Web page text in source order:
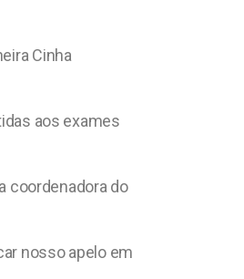
Cinha
aos exames
coordenadora do
nosso apelo em